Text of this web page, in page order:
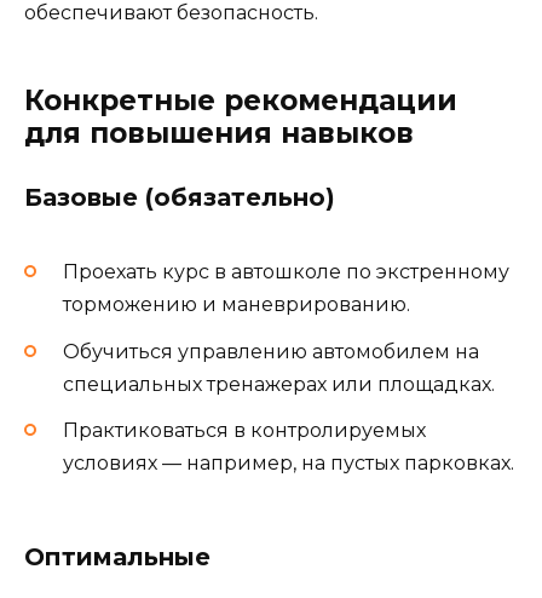
обеспечивают безопасность.
Конкретные рекомендации
для повышения навыков
Базовые (обязательно)
Проехать курс в автошколе по экстренному
торможению и маневрированию.
Обучиться управлению автомобилем на
специальных тренажерах или площадках.
Практиковаться в контролируемых
условиях — например, на пустых парковках.
Оптимальные